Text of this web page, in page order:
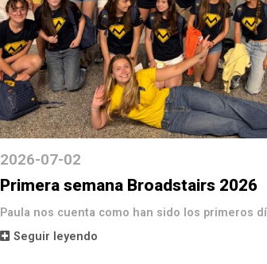
2026-07-02
Primera semana Broadstairs 2026
Paula nos cuenta como han sido los primeros
Seguir leyendo